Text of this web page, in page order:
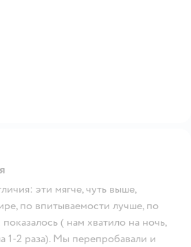
эти мягче, чуть выше,
по впитываемости лучше, по
( нам хватило на ночь,
1-2 раза). Мы перепробавали и